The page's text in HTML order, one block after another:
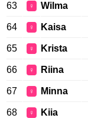
63 ♀ Wilma
64 ♀ Kaisa
65 ♀ Krista
66 ♀ Riina
67 ♀ Minna
68 ♀ Kiia